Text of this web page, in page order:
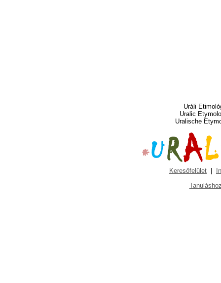
Uráli
Uralic
Uralische
Keresőfelület